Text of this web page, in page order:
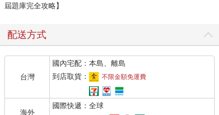
屆題庫完全攻略】
配送方式
台灣
國內宅配：本島、離島
到店取貨：
不限金額免運費
海外
國際快遞：全球